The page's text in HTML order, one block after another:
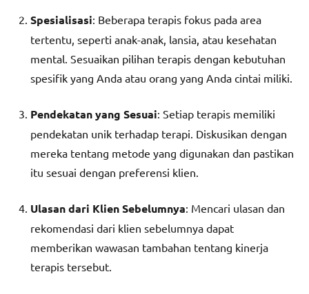
Spesialisasi: Beberapa terapis fokus pada area
tertentu, seperti anak-anak, lansia, atau kesehatan
mental. Sesuaikan pilihan terapis dengan kebutuhan
spesifik yang Anda atau orang yang Anda cintai miliki.
Pendekatan yang Sesuai: Setiap terapis memiliki
pendekatan unik terhadap terapi. Diskusikan dengan
mereka tentang metode yang digunakan dan pastikan
itu sesuai dengan preferensi klien.
Ulasan dari Klien Sebelumnya: Mencari ulasan dan
rekomendasi dari klien sebelumnya dapat
memberikan wawasan tambahan tentang kinerja
terapis tersebut.